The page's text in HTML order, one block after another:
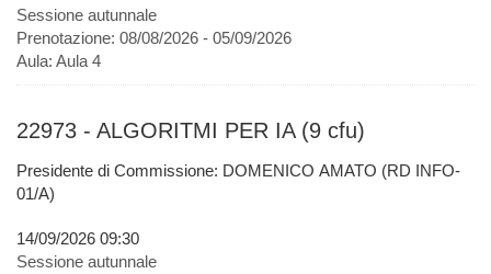
Sessione autunnale
Prenotazione: 08/08/2026 - 05/09/2026
Aula: Aula 4
22973 - ALGORITMI PER IA (9 cfu)
Presidente di Commissione: DOMENICO AMATO (RD INFO-
01/A)
14/09/2026 09:30
Sessione autunnale